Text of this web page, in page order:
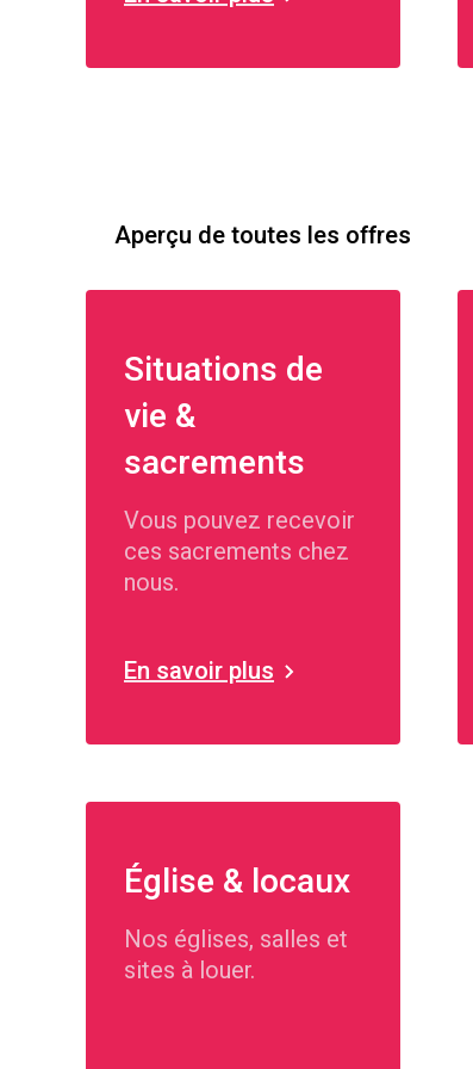
Aperçu de toutes les offres
Situations de
vie &
sacrements
Vous pouvez recevoir
ces sacrements chez
nous.
En savoir plus
Église & locaux
Nos églises, salles et
sites à louer.